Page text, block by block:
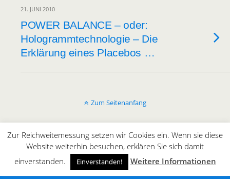
21. JUNI 2010
POWER BALANCE – oder:
Hologrammtechnologie – Die
Erklärung eines Placebos …
Zum Seitenanfang
All content Copyright © innergaming.de | BLOG
Zur Reichweitemessung setzen wir Cookies ein. Wenn sie diese
Website weiterhin besuchen, erklären Sie sich damit
einverstanden.
Einverstanden! Weitere Informationen